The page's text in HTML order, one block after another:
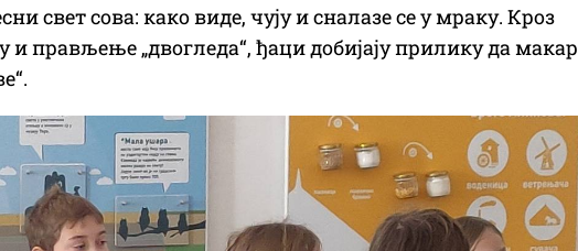
свет сова: како виде, чују и сналазе се у мраку. Кроз
и прављење „двогледа“, ђаци добијају прилику да макар